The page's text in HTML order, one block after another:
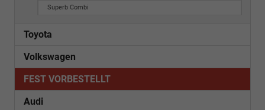
Superb Combi
Toyota
Volkswagen
FEST VORBESTELLT
Audi